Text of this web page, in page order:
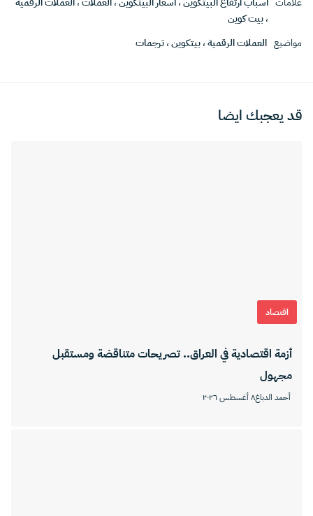
،بيت كوين
مواضيع العملات الرقمية،بيتكوين،ترجمات
قد يعجبك ايضا
اقتصاد
أزمة اقتصادية في العراق.. تصريحات متناقضة ومستقبل
مجهول
أحمد الدباغ٨ أغسطس ٢٠٢٦